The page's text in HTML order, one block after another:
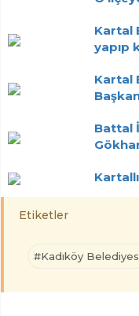
Kartal
yapıp
Kartal
Battal
Etiketler
#Kadıköy